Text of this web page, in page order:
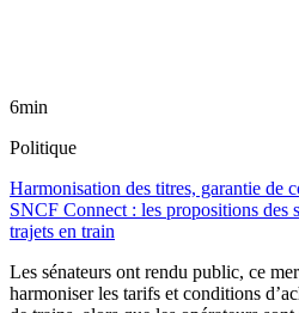
6min
Politique
Harmonisation des titres, garantie de
SNCF Connect : les propositions des
trajets en train
Les sénateurs ont rendu public, ce
harmoniser les tarifs et conditions